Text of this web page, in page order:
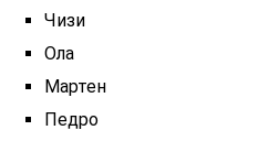
Чизи
Ола
Мартен
Педро